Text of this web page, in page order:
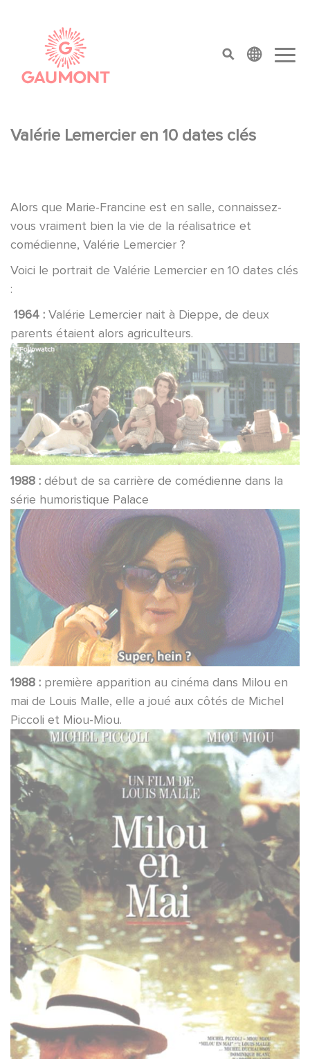
top menu
Valérie Lemercier en 10 dates clés
Alors que Marie-Francine est en salle, connaissez-
vous vraiment bien la vie de la réalisatrice et
comédienne, Valérie Lemercier ?
Voici le portrait de Valérie Lemercier en 10 dates clés
:
1964 : Valérie Lemercier nait à Dieppe, de deux
parents étaient alors agriculteurs.
1988 : début de sa carrière de comédienne dans la
série humoristique Palace
1988 : première apparition au cinéma dans Milou en
mai de Louis Malle, elle a joué aux côtés de Michel
Piccoli et Miou-Miou.